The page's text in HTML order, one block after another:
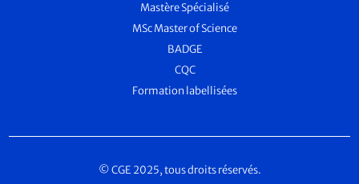
Mastère Spécialisé
MSc Master of Science
BADGE
CQC
Formation labellisées
© CGE 2025, tous droits réservés.